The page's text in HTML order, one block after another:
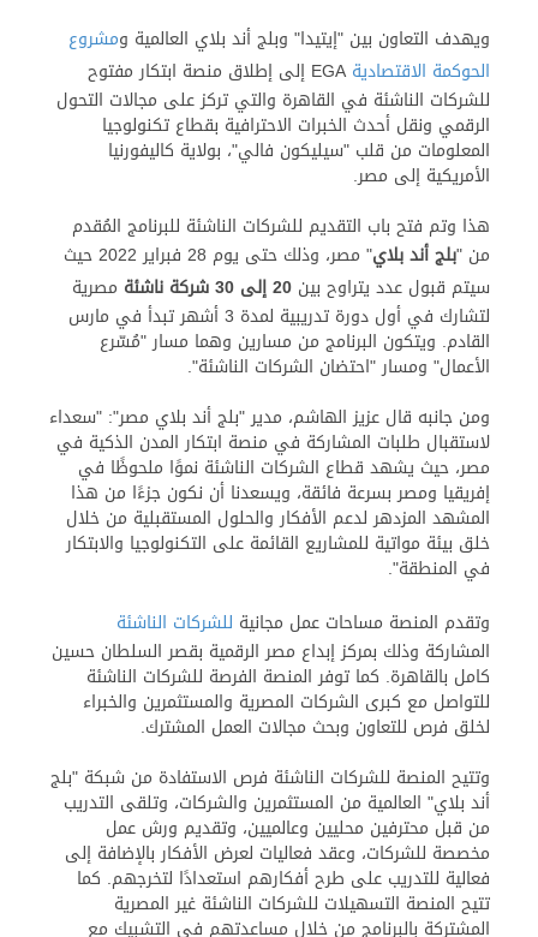
ويهدف التعاون بين "إيتيدا" وبلج أند بلاي العالمية ومشروع
الحوكمة الاقتصادية
EGA إلى إطلاق منصة ابتكار مفتوح
للشركات الناشئة في القاهرة والتي تركز على مجالات التحول
الرقمي ونقل أحدث الخبرات الاحترافية بقطاع تكنولوجيا
المعلومات من قلب "سيليكون فالي"، بولاية كاليفورنيا
الأمريكية إلى مصر.
هذا وتم فتح باب التقديم للشركات الناشئة للبرنامج المُقدم
من "بلج أند بلاي
" مصر، وذلك حتى يوم 28 فبراير 2022 حيث
سيتم قبول عدد يتراوح بين 20 إلى 30 شركة ناشئة
مصرية
لتشارك في أول دورة تدريبية لمدة 3 أشهر تبدأ في مارس
القادم. ويتكون البرنامج من مسارين وهما مسار "مُسّرع
الأعمال" ومسار "احتضان الشركات الناشئة".
ومن جانبه قال عزيز الهاشم، مدير "بلج أند بلاي مصر": "سعداء
لاستقبال طلبات المشاركة في منصة ابتكار المدن الذكية في
مصر، حيث يشهد قطاع الشركات الناشئة نموًا ملحوظًا في
إفريقيا ومصر بسرعة فائقة، ويسعدنا أن نكون جزءًا من هذا
المشهد المزدهر لدعم الأفكار والحلول المستقبلية من خلال
خلق بيئة مواتية للمشاريع القائمة على التكنولوجيا والابتكار
في المنطقة".
وتقدم المنصة مساحات عمل مجانية للشركات الناشئة
المشاركة وذلك بمركز إبداع مصر الرقمية بقصر السلطان حسين
كامل بالقاهرة. كما توفر المنصة الفرصة للشركات الناشئة
للتواصل مع كبرى الشركات المصرية والمستثمرين والخبراء
لخلق فرص للتعاون وبحث مجالات العمل المشترك.
وتتيح المنصة للشركات الناشئة فرص الاستفادة من شبكة "بلج
أند بلاي" العالمية من المستثمرين والشركات، وتلقى التدريب
من قبل محترفين محليين وعالميين، وتقديم ورش عمل
مخصصة للشركات، وعقد فعاليات لعرض الأفكار بالإضافة إلى
فعالية للتدريب على طرح أفكارهم استعدادًا لتخرجهم. كما
تتيح المنصة التسهيلات للشركات الناشئة غير المصرية
المشتركة بالبرنامج من خلال مساعدتهم في التشبيك مع